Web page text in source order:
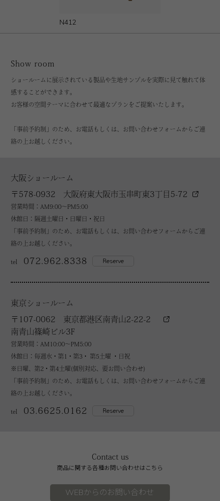
N412
Show room
ショールームに展示されている製品や生地サンプルを実際に見て触れて体
感することができます。
お客様の空間テーマに合わせて最適なプランをご提案いたします。
「事前予約制」のため、お電話もしくは、お問い合わせフォームからご連
絡の上お越しください。
大阪ショールーム
〒578-0932 大阪府東大阪市玉串町東3丁目5-72
営業時間：AM9:00～PM5:00
休館日：隔週土曜日・日曜日・祝日
「事前予約制」のため、お電話もしくは、お問い合わせフォームからご連
絡の上お越しください。
tel 072.962.8338 Reserve
東京ショールーム
〒107-0062 東京都港区南青山2-22-2
南青山篠崎ビル3F
営業時間：AM10:00～PM5:00
休館日：毎週水・第1・第3・ 第5土曜 ・日祝
※日曜、第2・第4土曜(個別対応、要お問い合わせ)
「事前予約制」のため、お電話もしくは、お問い合わせフォームからご連
絡の上お越しください。
tel 03.6625.0162 Reserve
Contact us
商品に関する各種お問い合わせはこちら
WEBからのお問い合わせ